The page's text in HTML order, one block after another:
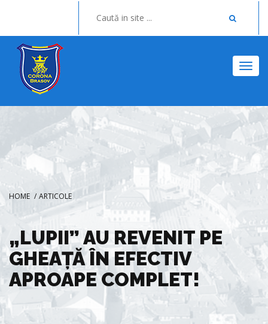
HOME / ARTICOLE
„LUPII” AU REVENIT PE
GHEAȚĂ ÎN EFECTIV
APROAPE COMPLET!